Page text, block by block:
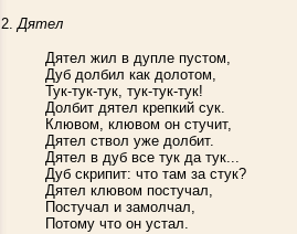
2.Дятел
Дятел жил в дупле пустом,
Дуб долбил как долотом,
Тук-тук-тук, тук-тук-тук!
Долбит дятел крепкий сук.
Клювом, клювом он стучит,
Дятел ствол уже долбит.
Дятел в дуб все тук да тук...
Дуб скрипит: что там за стук?
Дятел клювом постучал,
Постучал и замолчал,
Потому что он устал.